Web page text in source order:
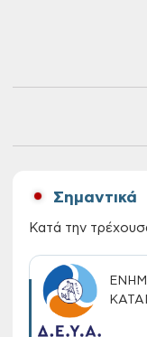
Σημαντικά
Κατά την